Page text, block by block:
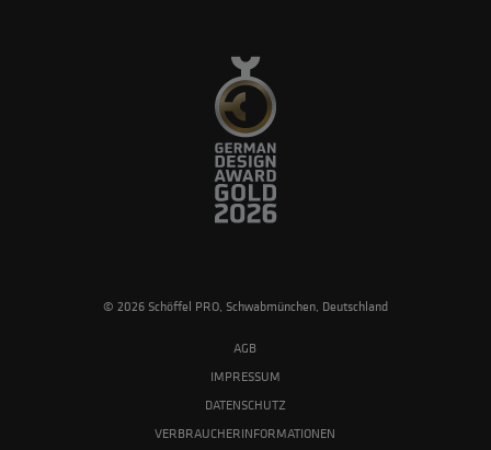
© 2026 Schöffel PRO, Schwabmünchen, Deutschland
AGB
IMPRESSUM
DATENSCHUTZ
VERBRAUCHERINFORMATIONEN